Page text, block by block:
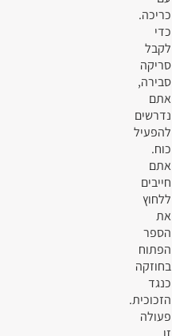
כריכה.
כדי
לקבל
סריקה
סבירה,
אתם
נדרשים
להפעיל
כוח.
אתם
חייבים
ללחוץ
את
הספר
הפתוח
בחוזקה
כנגד
הזכוכית.
פעולה